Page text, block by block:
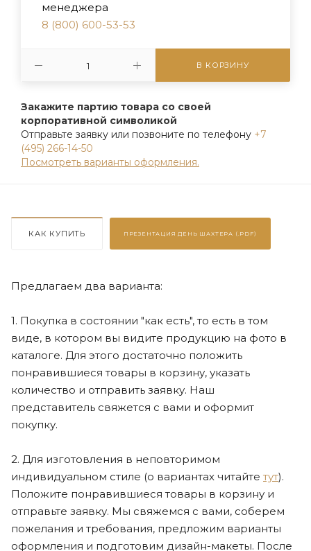
менеджера
8 (800) 600-53-53
В КОРЗИНУ
Закажите партию товара со своей
корпоративной символикой
Отправьте заявку или позвоните по телефону +7
(495) 266-14-50
Посмотреть варианты оформления.
КАК КУПИТЬ ПРЕЗЕНТАЦИЯ ДЕНЬ ШАХТЕРА (.PDF)
Предлагаем два варианта:
1. Покупка в состоянии "как есть", то есть в том
виде, в котором вы видите продукцию на фото в
каталоге. Для этого достаточно положить
понравившиеся товары в корзину, указать
количество и отправить заявку. Наш
представитель свяжется с вами и оформит
покупку.
2. Для изготовления в неповторимом
индивидуальном стиле (о вариантах читайте тут).
Положите понравившиеся товары в корзину и
отправьте заявку. Мы свяжемся с вами, соберем
пожелания и требования, предложим варианты
оформления и подготовим дизайн-макеты. После